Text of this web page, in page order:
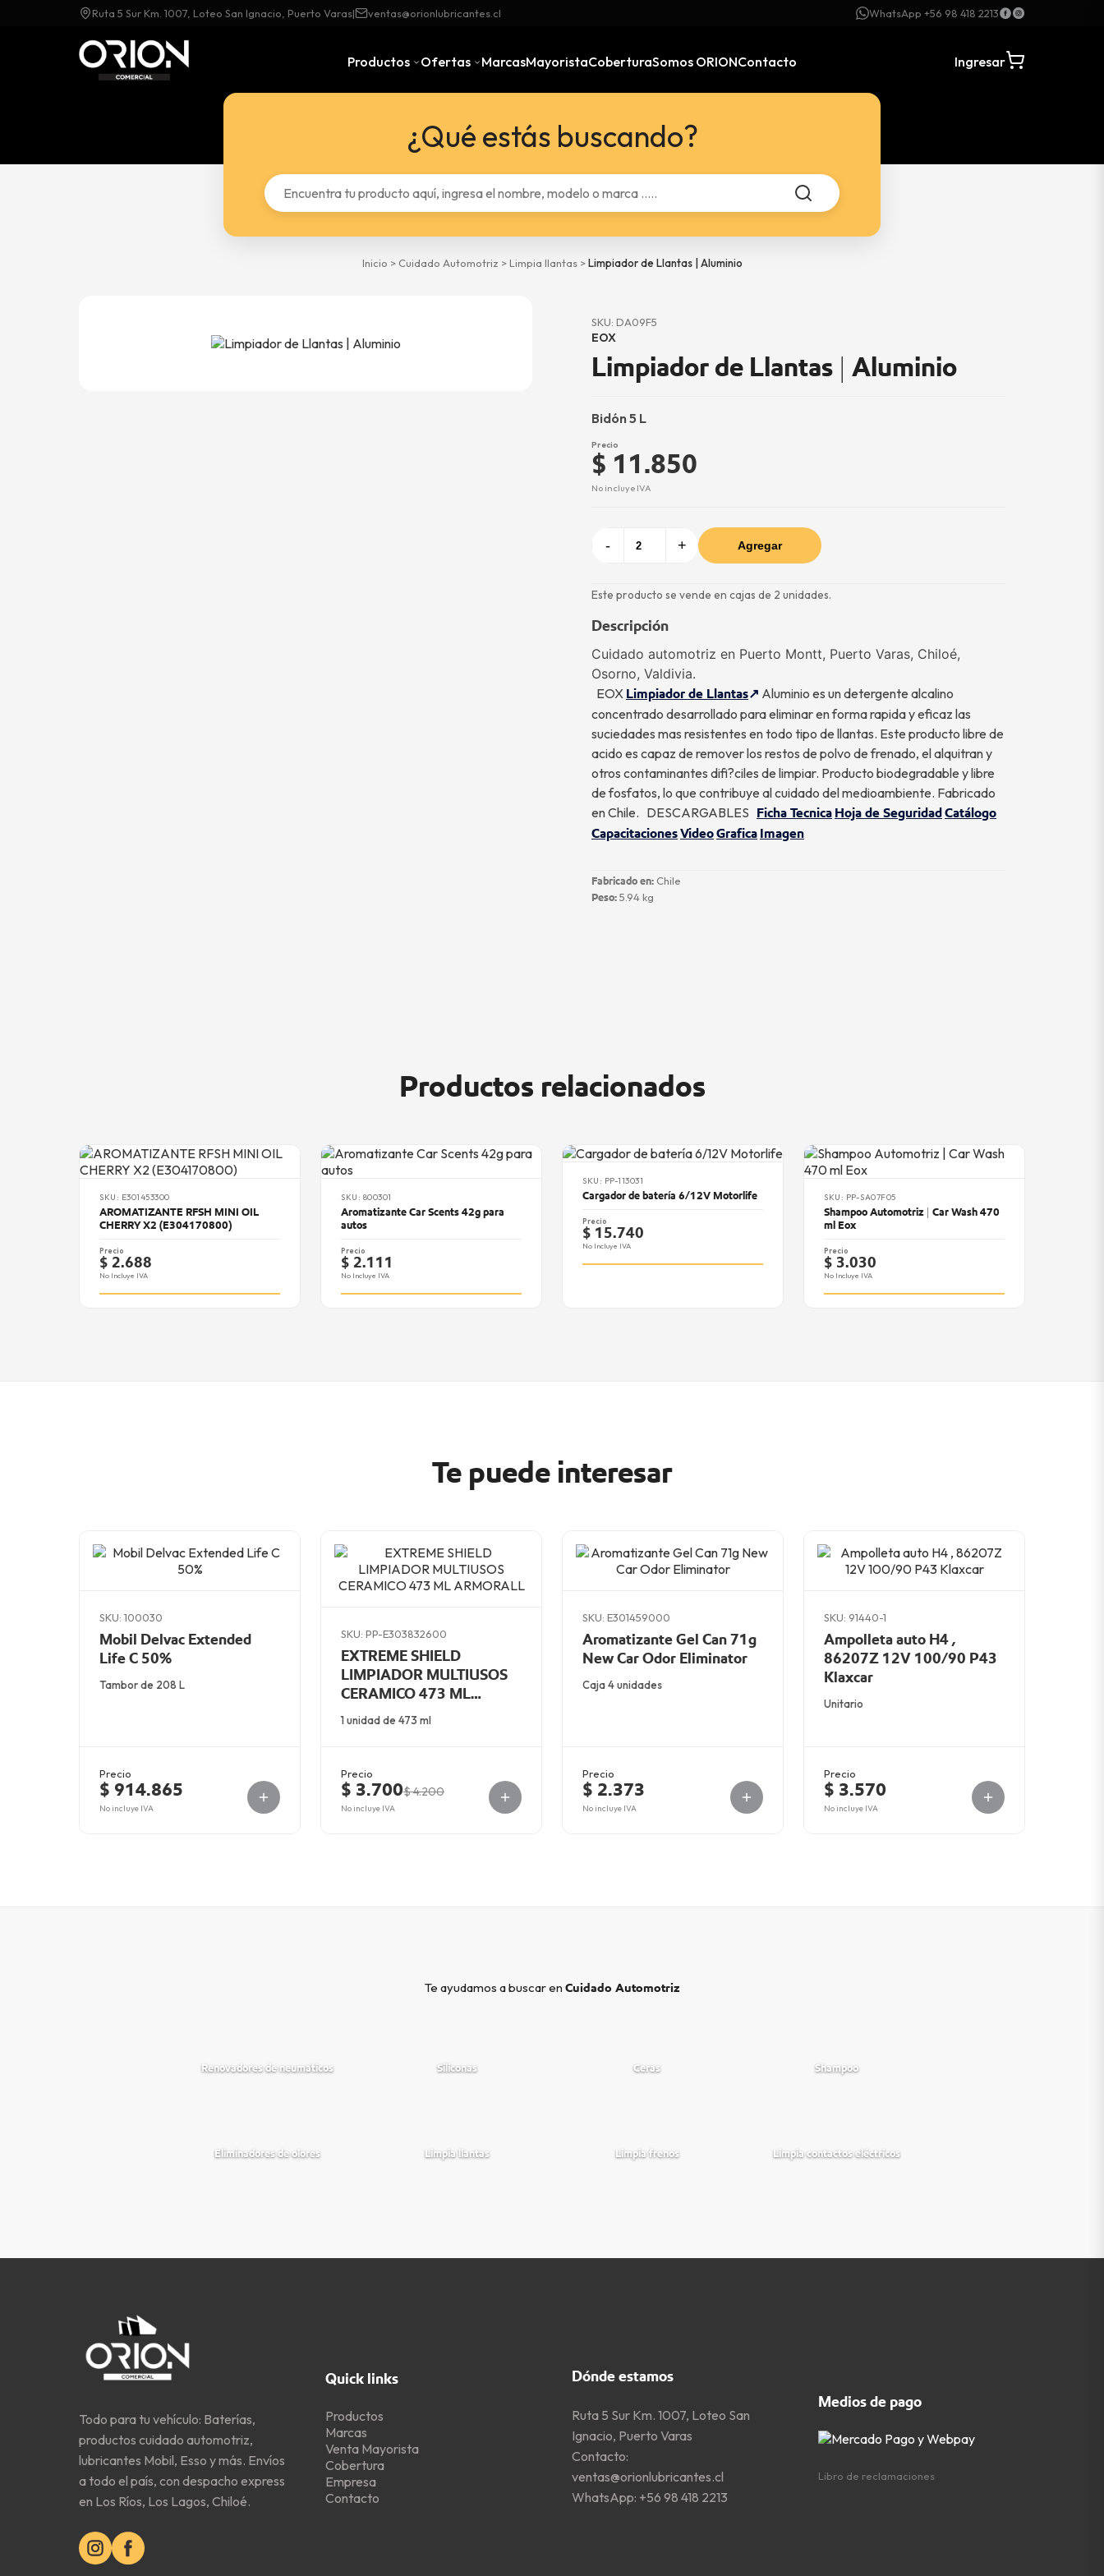
Ruta 5 Sur Km. 1007, Loteo San Ignacio, Puerto Varas| ventas@orionlubricantes.cl WhatsApp +56 98 418 2213
Productos Ofertas MarcasMayoristaCoberturaSomos ORIONContacto Ingresar
¿Qué estás buscando?
Inicio > Cuidado Automotriz > Limpia llantas > Limpiador de Llantas | Aluminio
SKU: DA09F5
EOX
Limpiador de Llantas | Aluminio
Bidón 5 L
Precio
$ 11.850
No incluye IVA
- + Agregar
Este producto se vende en cajas de 2 unidades.
Descripción
Cuidado automotriz en Puerto Montt, Puerto Varas, Chiloé,
Osorno, Valdivia.
EOX Limpiador de Llantas
Aluminio es un detergente alcalino
concentrado desarrollado para eliminar en forma rapida y eficaz las
suciedades mas resistentes en todo tipo de llantas. Este producto libre de
acido es capaz de remover los restos de polvo de frenado, el alquitran y
otros contaminantes difi?ciles de limpiar. Producto biodegradable y libre
de fosfatos, lo que contribuye al cuidado del medioambiente. Fabricado
en Chile. DESCARGABLES Ficha Tecnica Hoja de SeguridadCatálogo
CapacitacionesVideoGrafica Imagen
Fabricado en: Chile
Peso: 5.94 kg
Productos relacionados
SKU: E301453300
AROMATIZANTE RFSH MINI OIL
CHERRY X2 (E304170800)
Precio
$ 2.688
No Incluye IVA
SKU: 800301
Aromatizante Car Scents 42g para
autos
Precio
$ 2.111
No Incluye IVA
SKU: PP-113031
Cargador de batería 6/12V Motorlife
Precio
$ 15.740
No Incluye IVA
SKU: PP-SA07F05
Shampoo Automotriz | Car Wash 470
ml Eox
Precio
$ 3.030
No Incluye IVA
Te puede interesar
SKU: 100030
Mobil Delvac Extended
Life C 50%
Tambor de 208 L
Precio
$ 914.865
No incluye IVA
SKU: PP-E303832600
EXTREME SHIELD
LIMPIADOR MULTIUSOS
CERAMICO 473 ML
ARMORALL
1 unidad de 473 ml
Precio
$ 3.700$ 4.200
No incluye IVA
SKU: E301459000
Aromatizante Gel Can 71g
New Car Odor Eliminator
Caja 4 unidades
Precio
$ 2.373
No incluye IVA
SKU: 91440-1
Ampolleta auto H4 ,
86207Z 12V 100/90 P43
Klaxcar
Unitario
Precio
$ 3.570
No incluye IVA
Te ayudamos a buscar en Cuidado Automotriz
Renovadores de neumáticos Siliconas Ceras Shampoo
Eliminadores de olores Limpia llantas Limpia frenos Limpia contactos eléctricos
Todo para tu vehículo: Baterías,
productos cuidado automotriz,
lubricantes Mobil, Esso y más. Envíos
a todo el país, con despacho express
en Los Ríos, Los Lagos, Chiloé.
Quick links
Productos
Marcas
Venta Mayorista
Cobertura
Empresa
Contacto
Dónde estamos
Ruta 5 Sur Km. 1007, Loteo San
Ignacio, Puerto Varas
Contacto:
ventas@orionlubricantes.cl
WhatsApp: +56 98 418 2213
Medios de pago
Libro de reclamaciones